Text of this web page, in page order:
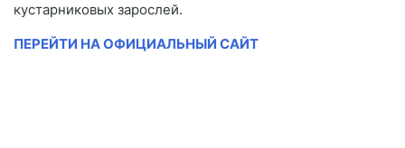
кустарниковых зарослей.
ПЕРЕЙТИ НА ОФИЦИАЛЬНЫЙ САЙТ